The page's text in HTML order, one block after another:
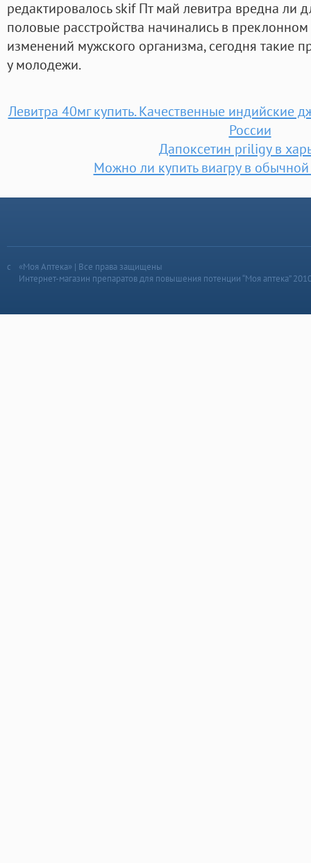
редактировалось skif Пт май левитра вредна ли
половые расстройства начинались в
изменений мужского организма, сегодня такие
у молодежи.
Левитра 40мг купить. Качественные индийские
России
Дапоксетин priligy в
Можно ли купить виагру в
«Моя Аптека» | Все права защищены
Интернет-магазин препаратов для повышения потенции “Моя аптека”